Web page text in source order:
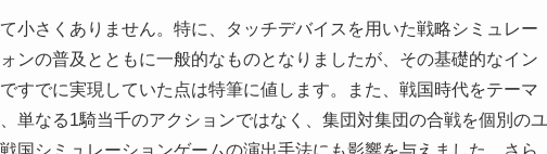
小さくありません。特に、タッチデバイスを用いた戦略シミュレー
ンの普及とともに一般的なものとなりましたが、その基礎的なイン
すでに実現していた点は特筆に値します。また、戦国時代をテーマ
単なる1騎当千のアクションではなく、集団対集団の合戦を個別のユ